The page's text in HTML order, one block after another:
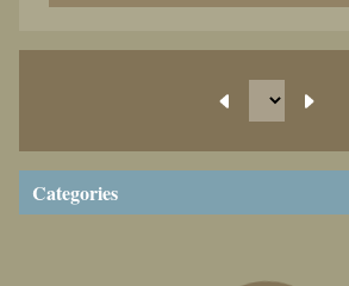
Categories